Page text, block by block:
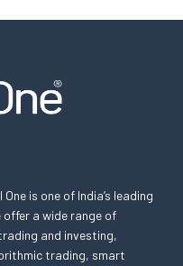
is one of India’s leading
offer a wide range of
and investing,
trading, smart